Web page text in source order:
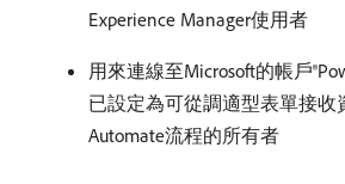
Experience Manager使用者
用來連線至Microsoft的帳戶
已設定為可從調適型表單接收
Automate流程的所有者